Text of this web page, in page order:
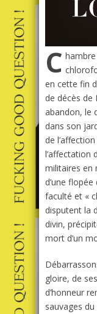
C
en cette fin
de décès de
abandon, le
dans son
de
l’affectation
militaires en
d’une
faculté et «
disputent la
divin,
mort d’un
gloire, de
d’honneur
sauvages